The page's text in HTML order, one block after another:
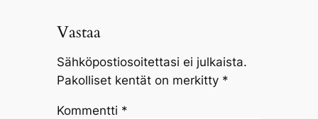
Vastaa
Sähköpostiosoitettasi ei julkaista.
Pakolliset kentät on merkitty *
Kommentti *